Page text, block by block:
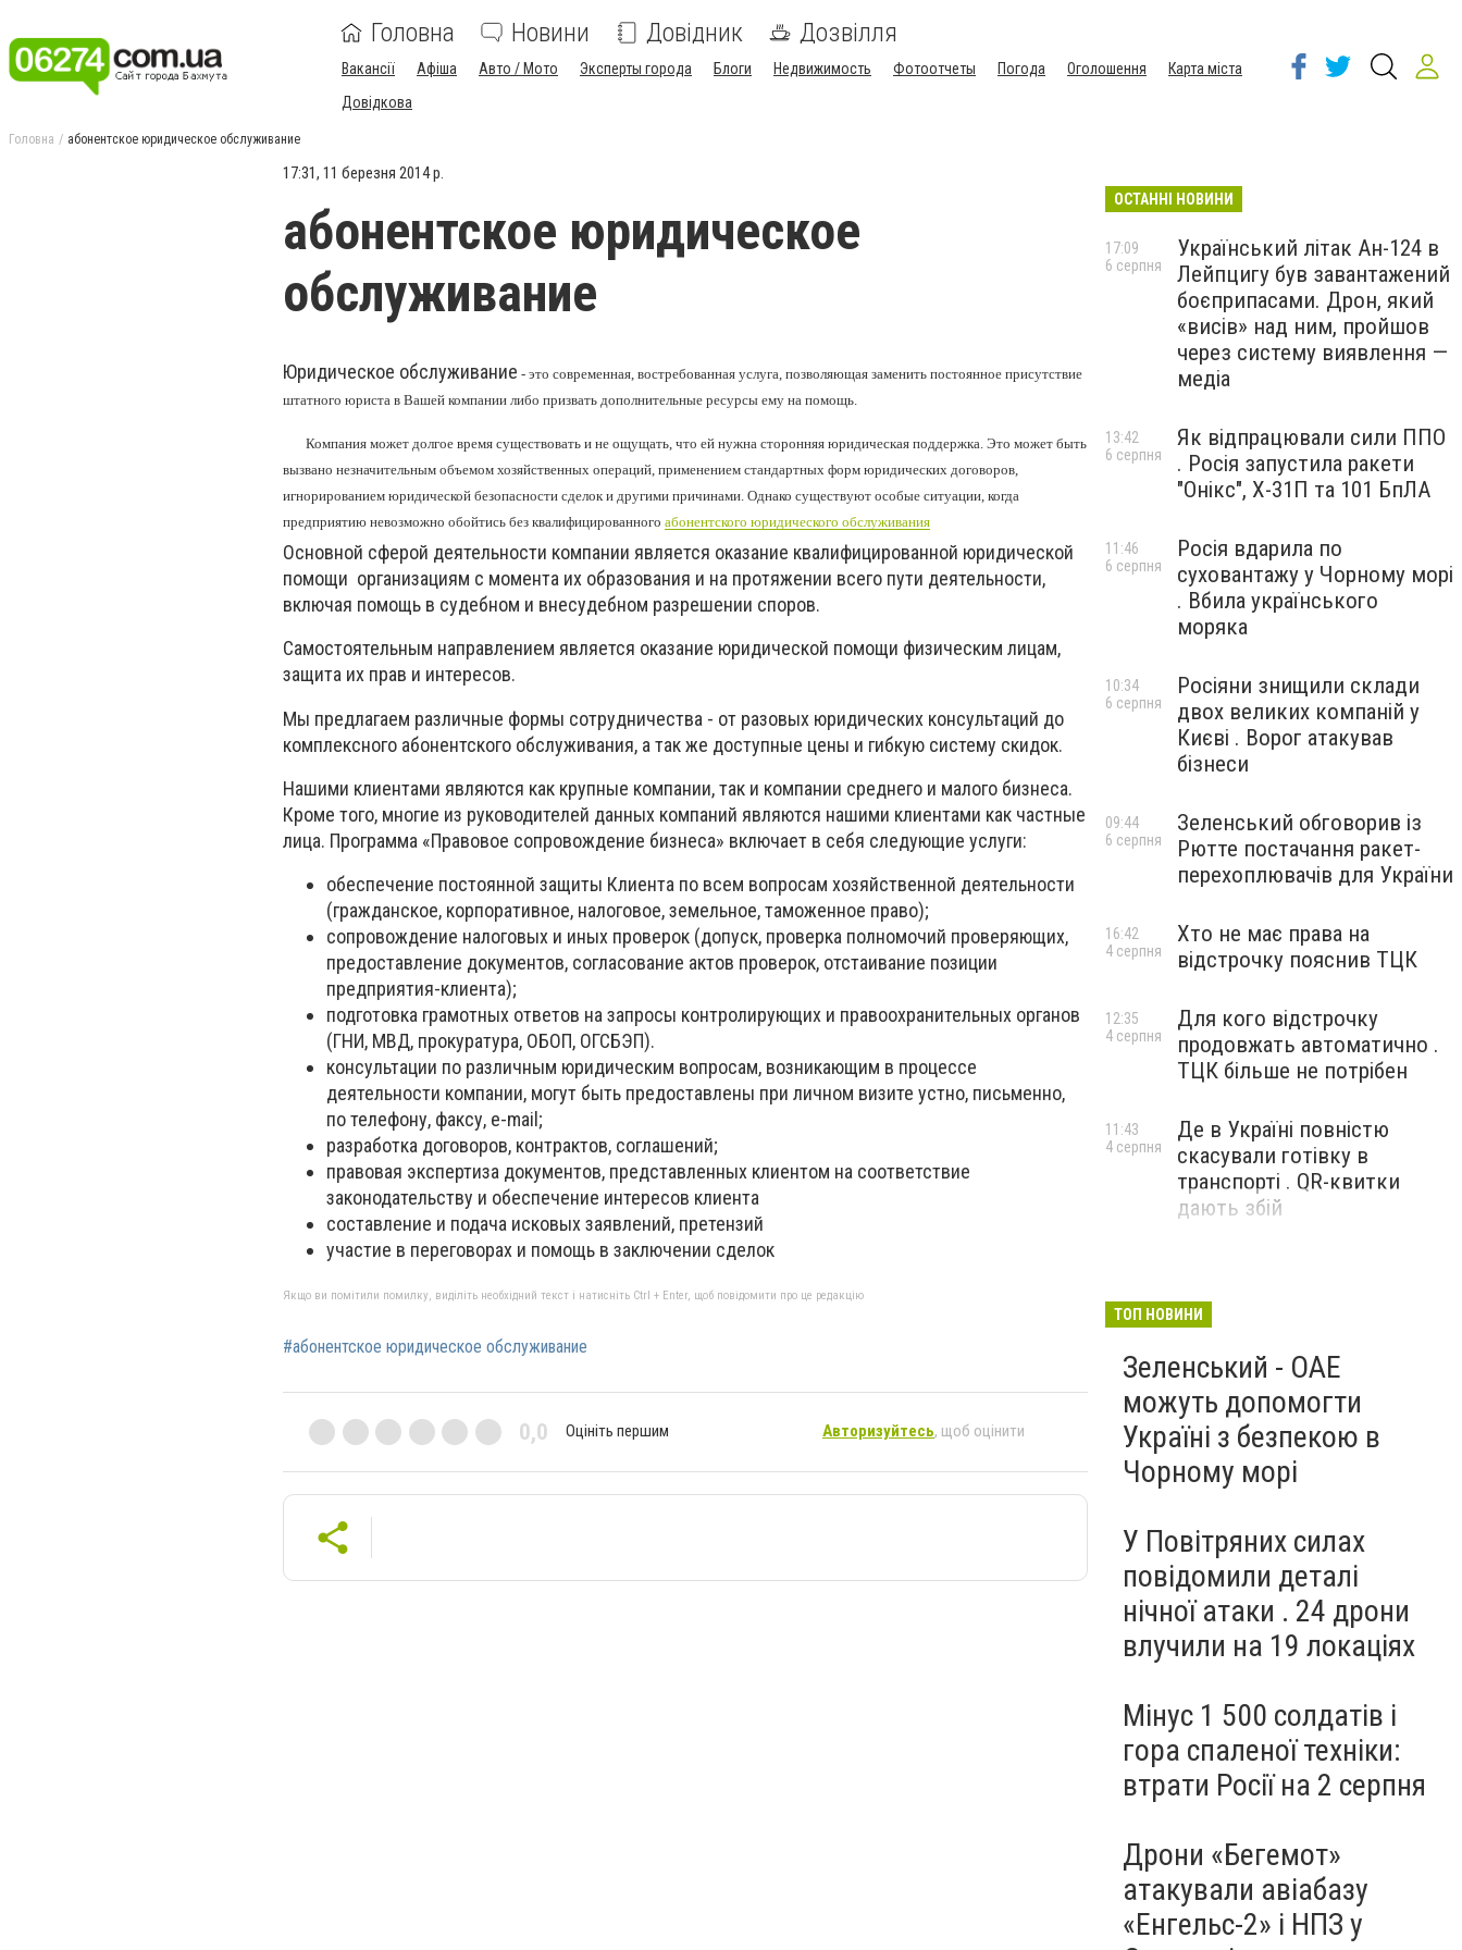
Головна Новини Довідник Дозвілля
Вакансії Афіша Авто / Мото Эксперты города Блоги Недвижимость Фотоотчеты Погода Оголошення
Карта міста
Довідкова
Головна абонентское юридическое обслуживание
17:31, 11 березня 2014 р.
абонентское юридическое
обслуживание
Юридическое обслуживание - это современная, востребованная услуга, позволяющая заменить постоянное присутствие
штатного юриста в Вашей компании либо призвать дополнительные ресурсы ему на помощь.
Компания может долгое время существовать и не ощущать, что ей нужна сторонняя юридическая поддержка. Это может быть
вызвано незначительным объемом хозяйственных операций, применением стандартных форм юридических договоров,
игнорированием юридической безопасности сделок и другими причинами. Однако существуют особые ситуации, когда
предприятию невозможно обойтись без квалифицированного абонентского юридического обслуживания
Основной сферой деятельности компании является оказание квалифицированной юридической
помощи организациям с момента их образования и на протяжении всего пути деятельности,
включая помощь в судебном и внесудебном разрешении споров.
Самостоятельным направлением является оказание юридической помощи физическим лицам,
защита их прав и интересов.
Мы предлагаем различные формы сотрудничества - от разовых юридических консультаций до
комплексного абонентского обслуживания, а так же доступные цены и гибкую систему скидок.
Нашими клиентами являются как крупные компании, так и компании среднего и малого бизнеса.
Кроме того, многие из руководителей данных компаний являются нашими клиентами как частные
лица. Программа «Правовое сопровождение бизнеса» включает в себя следующие услуги:
обеспечение постоянной защиты Клиента по всем вопросам хозяйственной деятельности
(гражданское, корпоративное, налоговое, земельное, таможенное право);
сопровождение налоговых и иных проверок (допуск, проверка полномочий проверяющих,
предоставление документов, согласование актов проверок, отстаивание позиции
предприятия-клиента);
подготовка грамотных ответов на запросы контролирующих и правоохранительных органов
(ГНИ, МВД, прокуратура, ОБОП, ОГСБЭП).
консультации по различным юридическим вопросам, возникающим в процессе
деятельности компании, могут быть предоставлены при личном визите устно, письменно,
по телефону, факсу, e-mail;
разработка договоров, контрактов, соглашений;
правовая экспертиза документов, представленных клиентом на соответствие
законодательству и обеспечение интересов клиента
составление и подача исковых заявлений, претензий
участие в переговорах и помощь в заключении сделок
Якщо ви помітили помилку, виділіть необхідний текст і натисніть Ctrl + Enter, щоб повідомити про це редакцію
#абонентское юридическое обслуживание
0,0 Оцініть першим Авторизуйтесь, щоб оцінити
ОСТАННІ НОВИНИ
Український літак Ан-124 в
Лейпцигу був завантажений
боєприпасами. Дрон, який
«висів» над ним, пройшов
через систему виявлення —
медіа
17:09
6 серпня
Як відпрацювали сили ППО
. Росія запустила ракети
"Онікс", Х-31П та 101 БпЛА
13:42
6 серпня
Росія вдарила по
суховантажу у Чорному морі
. Вбила українського
моряка
11:46
6 серпня
Росіяни знищили склади
двох великих компаній у
Києві . Ворог атакував
бізнеси
10:34
6 серпня
Зеленський обговорив із
Рютте постачання ракет-
перехоплювачів для України
09:44
6 серпня
Хто не має права на
відстрочку пояснив ТЦК
16:42
4 серпня
Для кого відстрочку
продовжать автоматично .
ТЦК більше не потрібен
12:35
4 серпня
Де в Україні повністю
скасували готівку в
транспорті . QR-квитки
дають збій
11:43
4 серпня
ТОП НОВИНИ
Зеленський - ОАЕ
можуть допомогти
Україні з безпекою в
Чорному морі
У Повітряних силах
повідомили деталі
нічної атаки . 24 дрони
влучили на 19 локаціях
Мінус 1 500 солдатів і
гора спаленої техніки:
втрати Росії на 2 серпня
Дрони «Бегемот»
атакували авіабазу
«Енгельс-2» і НПЗ у